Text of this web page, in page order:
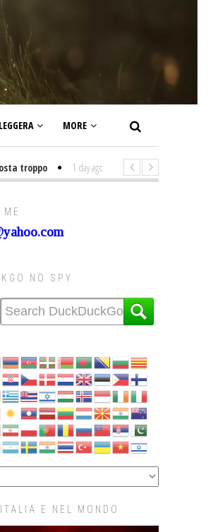
MORE
1 day ago - Non mi interesso di politica
ME
NO SPY
E NEL MONDO